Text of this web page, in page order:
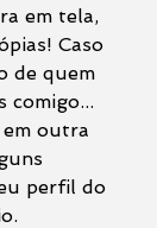
em tela,
Caso
de quem
comigo...
outra
perfil do